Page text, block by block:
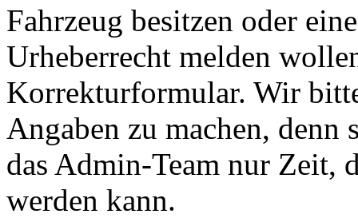
Fahrzeug besitzen oder
Urheberrecht melden
Korrekturformular. Wir
Angaben zu machen,
das Admin-Team nur Zeit,
werden kann.